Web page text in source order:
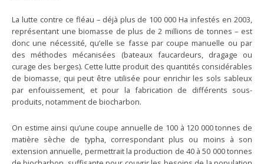
La lutte contre ce fléau – déjà plus de 100 000 Ha infestés en 2003,
représentant une biomasse de plus de 2 millions de tonnes – est
donc une nécessité, qu’elle se fasse par coupe manuelle ou par
des méthodes mécanisées (bateaux faucardeurs, dragage ou
curage des berges). Cette lutte produit des quantités considérables
de biomasse, qui peut être utilisée pour enrichir les sols sableux
par enfouissement, et pour la fabrication de différents sous-
produits, notamment de biocharbon.
On estime ainsi qu’une coupe annuelle de 100 à 120 000 tonnes de
matière sèche de typha, correspondant plus ou moins à son
extension annuelle, permettrait la production de 40 à 50 000 tonnes